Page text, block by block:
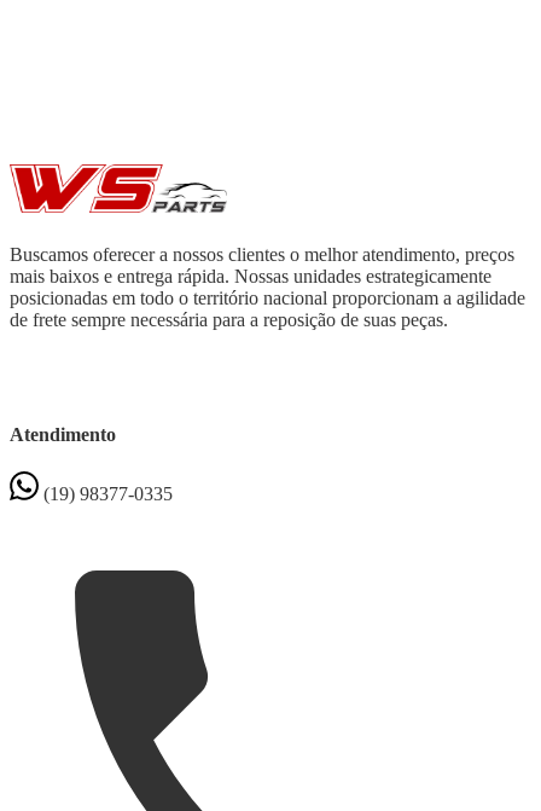
Buscamos oferecer a nossos clientes o melhor atendimento, preços
mais baixos e entrega rápida. Nossas unidades estrategicamente
posicionadas em todo o território nacional proporcionam a agilidade
de frete sempre necessária para a reposição de suas peças.
Atendimento
(19) 98377-0335